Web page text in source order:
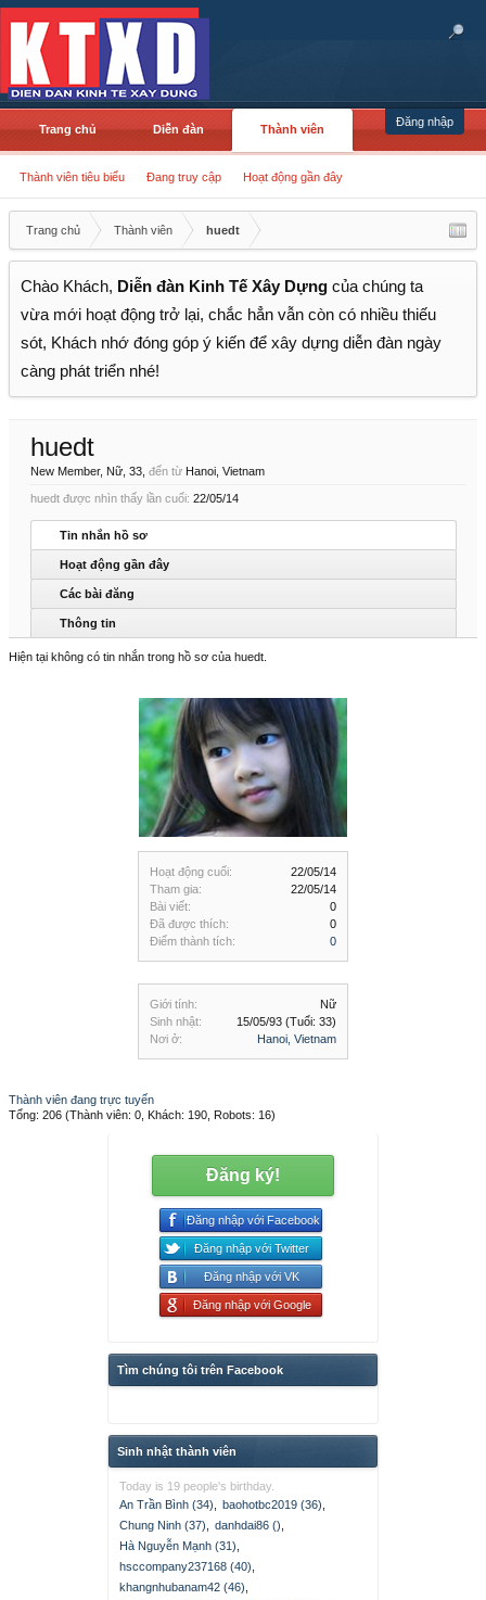
Đăng nhập
Trang chủ Diễn đàn Thành viên
Thành viên tiêu biểu Đang truy cập Hoạt động gần đây
Trang chủ Thành viên huedt
Chào Khách, Diễn đàn Kinh Tế Xây Dựng của chúng ta
vừa mới hoạt động trở lại, chắc hẳn vẫn còn có nhiều thiếu
sót, Khách nhớ đóng góp ý kiến để xây dựng diễn đàn ngày
càng phát triển nhé!
Hoạt động cuối:
22/05/14
Tham gia:
22/05/14
Bài viết:
0
Đã được thích:
0
Điểm thành tích:
0
Giới tính:
Nữ
Sinh nhật:
15/05/93 (Tuổi: 33)
Nơi ở:
Hanoi, Vietnam
huedt
New Member, Nữ, 33, đến từ Hanoi, Vietnam
huedt được nhìn thấy lần cuối: 22/05/14
Tin nhắn hồ sơ
Hoạt động gần đây
Các bài đăng
Thông tin
Hiện tại không có tin nhắn trong hồ sơ của huedt.
Thành viên đang trực tuyến
Tổng: 206 (Thành viên: 0, Khách: 190, Robots: 16)
Đăng ký!
Đăng nhập với Facebook
Đăng nhập với Twitter
Đăng nhập với VK
Đăng nhập với Google
Tìm chúng tôi trên Facebook
Sinh nhật thành viên
Today is 19 people's birthday.
An Trần Bình (34)
baohotbc2019 (36)
Chung Ninh (37)
danhdai86 ()
Hà Nguyễn Mạnh (31)
hsccompany237168 (40)
khangnhubanam42 (46)